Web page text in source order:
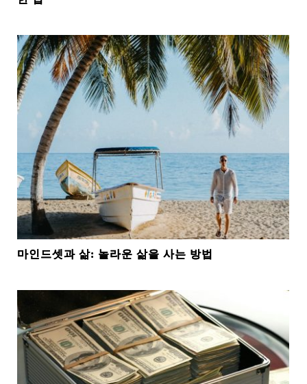
마인드셋과 삶: 놀라운 삶을 사는 방법